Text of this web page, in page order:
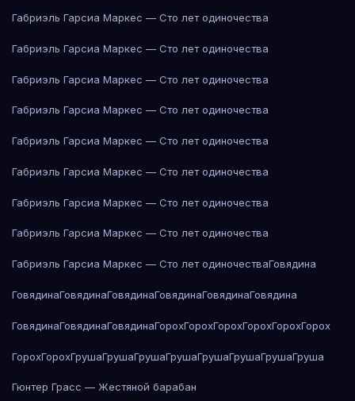
Габриэль Гарсиа Маркес — Сто лет одиночества
Габриэль Гарсиа Маркес — Сто лет одиночества
Габриэль Гарсиа Маркес — Сто лет одиночества
Габриэль Гарсиа Маркес — Сто лет одиночества
Габриэль Гарсиа Маркес — Сто лет одиночества
Габриэль Гарсиа Маркес — Сто лет одиночества
Габриэль Гарсиа Маркес — Сто лет одиночества
Габриэль Гарсиа Маркес — Сто лет одиночества
Габриэль Гарсиа Маркес — Сто лет одиночестваГовядина
ГовядинаГовядинаГовядинаГовядинаГовядинаГовядина
ГовядинаГовядинаГовядинаГорохГорохГорохГорохГорохГорох
ГорохГорохГрушаГрушаГрушаГрушаГрушаГрушаГрушаГруша
Гюнтер Грасс — Жестяной барабан